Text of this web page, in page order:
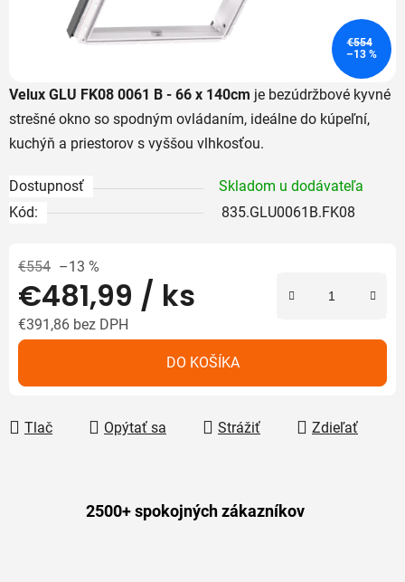
Velux GLU FK08 0061 B - 66 x 140cm je bezúdržbové kyvné
strešné okno so spodným ovládaním, ideálne do kúpeľní,
kuchýň a priestorov s vyššou vlhkosťou.
Dostupnosť
Skladom u dodávateľa
Kód:
835.GLU0061B.FK08
€554 –13 %
€481,99 / ks
€391,86 bez DPH
DO KOŠÍKA
Tlač Opýtať sa Strážiť Zdieľať
€554
–13 %
2500+ spokojných zákazníkov